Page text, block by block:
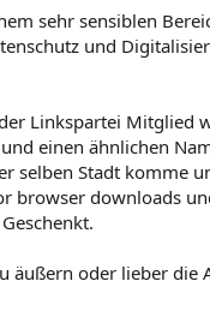
sehr sensiblen
und
Linkspartei Mitglied
einen ähnlichen
selben Stadt komme
browser downloads
äußern oder lieber die